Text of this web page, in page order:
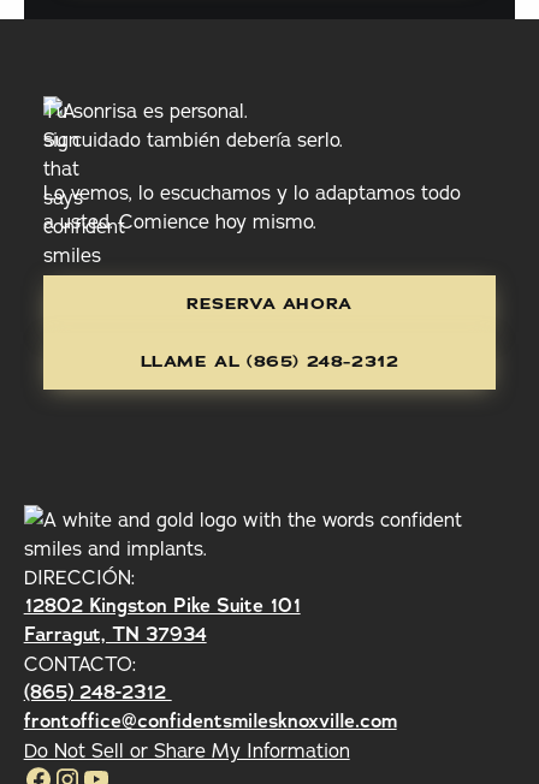
Pie de página
Tu sonrisa es personal.
Su cuidado también debería serlo.
Lo vemos, lo escuchamos y lo adaptamos todo
a usted. Comience hoy mismo.
RESERVA AHORA
LLAME AL (865) 248-2312
DIRECCIÓN:
12802 Kingston Pike Suite 101
Farragut, TN 37934
CONTACTO:
(865) 248-2312
frontoffice@confidentsmilesknoxville.com
Do Not Sell or Share My Information